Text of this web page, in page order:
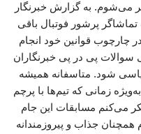
می‌شوم. به گزارش خبرنگار
پرشور فوتبال باقی
چارچوب قوانین خود انجام
پی در پی خبرنگاران
شود. متاسفانه همیشه
زمانی که تیم‌ها با پرچم
می‌کنم مسابقات این جام
همچنان جذاب و پیروزمندانه